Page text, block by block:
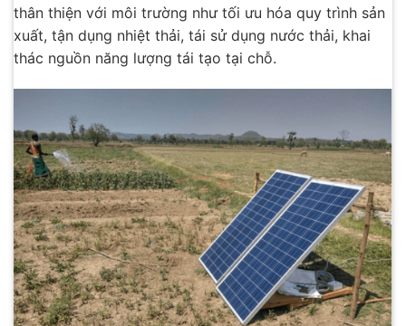
thân thiện với môi trường như tối ưu hóa quy trình sản
xuất, tận dụng nhiệt thải, tái sử dụng nước thải, khai
thác nguồn năng lượng tái tạo tại chỗ.